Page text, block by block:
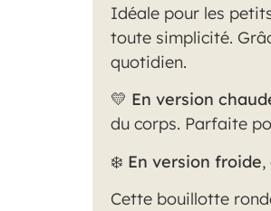
Idéale pour les
toute simplicité.
quotidien.
💛 En version
du corps. Parfaite
❄️ En version froide
Cette bouillotte